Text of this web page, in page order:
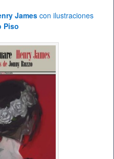
James con ilustraciones
Piso